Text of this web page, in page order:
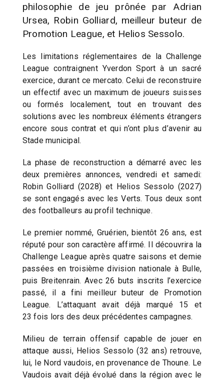
philosophie de jeu prônée par Adrian
Ursea, Robin Golliard, meilleur buteur de
Promotion League, et Helios Sessolo.
Les limitations réglementaires de la Challenge
League contraignent Yverdon Sport à un sacré
exercice, durant ce mercato. Celui de reconstruire
un effectif avec un maximum de joueurs suisses
ou formés localement, tout en trouvant des
solutions avec les nombreux éléments étrangers
encore sous contrat et qui n’ont plus d’avenir au
Stade municipal.
La phase de reconstruction a démarré avec les
deux premières annonces, vendredi et samedi:
Robin Golliard (2028) et Helios Sessolo (2027)
se sont engagés avec les Verts. Tous deux sont
des footballeurs au profil technique.
Le premier nommé, Gruérien, bientôt 26 ans, est
réputé pour son caractère affirmé. Il découvrira la
Challenge League après quatre saisons et demie
passées en troisième division nationale à Bulle,
puis Breitenrain. Avec 26 buts inscrits l’exercice
passé, il a fini meilleur buteur de Promotion
League. L’attaquant avait déjà marqué 15 et
23 fois lors des deux précédentes campagnes.
Milieu de terrain offensif capable de jouer en
attaque aussi, Helios Sessolo (32 ans) retrouve,
lui, le Nord vaudois, en provenance de Thoune. Le
Vaudois avait déjà évolué dans la région avec le